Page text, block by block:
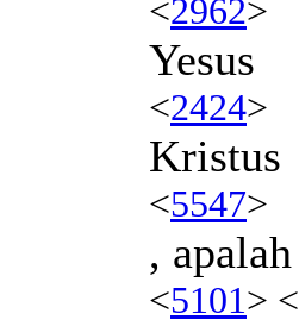
<2962>
Yesus
<2424>
Kristus
<5547>
, apalah
<5101> <